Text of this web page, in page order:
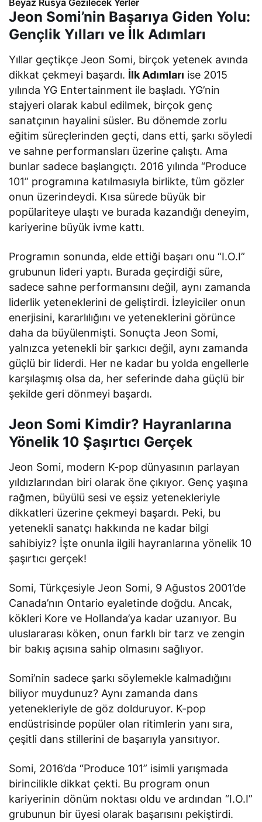
Jeon Somi’nin Başarıya Giden Yolu:
Gençlik Yılları ve İlk Adımları
Yıllar geçtikçe Jeon Somi, birçok yetenek avında
dikkat çekmeyi başardı. İlk Adımları ise 2015
yılında YG Entertainment ile başladı. YG’nin
stajyeri olarak kabul edilmek, birçok genç
sanatçının hayalini süsler. Bu dönemde zorlu
eğitim süreçlerinden geçti, dans etti, şarkı söyledi
ve sahne performansları üzerine çalıştı. Ama
bunlar sadece başlangıçtı. 2016 yılında “Produce
101” programına katılmasıyla birlikte, tüm gözler
onun üzerindeydi. Kısa sürede büyük bir
popülariteye ulaştı ve burada kazandığı deneyim,
kariyerine büyük ivme kattı.
Programın sonunda, elde ettiği başarı onu “I.O.I”
grubunun lideri yaptı. Burada geçirdiği süre,
sadece sahne performansını değil, aynı zamanda
liderlik yeteneklerini de geliştirdi. İzleyiciler onun
enerjisini, kararlılığını ve yeteneklerini görünce
daha da büyülenmişti. Sonuçta Jeon Somi,
yalnızca yetenekli bir şarkıcı değil, aynı zamanda
güçlü bir liderdi. Her ne kadar bu yolda engellerle
karşılaşmış olsa da, her seferinde daha güçlü bir
şekilde geri dönmeyi başardı.
Jeon Somi Kimdir? Hayranlarına
Yönelik 10 Şaşırtıcı Gerçek
Jeon Somi, modern K-pop dünyasının parlayan
yıldızlarından biri olarak öne çıkıyor. Genç yaşına
rağmen, büyülü sesi ve eşsiz yetenekleriyle
dikkatleri üzerine çekmeyi başardı. Peki, bu
yetenekli sanatçı hakkında ne kadar bilgi
sahibiyiz? İşte onunla ilgili hayranlarına yönelik 10
şaşırtıcı gerçek!
Somi, Türkçesiyle Jeon Somi, 9 Ağustos 2001’de
Canada’nın Ontario eyaletinde doğdu. Ancak,
kökleri Kore ve Hollanda’ya kadar uzanıyor. Bu
uluslararası köken, onun farklı bir tarz ve zengin
bir bakış açısına sahip olmasını sağlıyor.
Somi’nin sadece şarkı söylemekle kalmadığını
biliyor muydunuz? Aynı zamanda dans
yetenekleriyle de göz dolduruyor. K-pop
endüstrisinde popüler olan ritimlerin yanı sıra,
çeşitli dans stillerini de başarıyla yansıtıyor.
Somi, 2016’da “Produce 101” isimli yarışmada
birincilikle dikkat çekti. Bu program onun
kariyerinin dönüm noktası oldu ve ardından “I.O.I”
grubunun bir üyesi olarak başarısını pekiştirdi.